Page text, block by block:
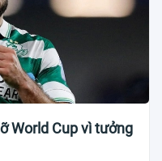
World Cup vì tưởng